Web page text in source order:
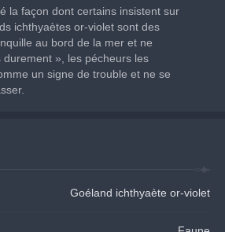
la façon dont certains insistent sur
ichthyaètes or-violet sont des
au bord de la mer et ne
», les pécheurs les
un signe de trouble et ne se
Goéland ichthyaète or-violet